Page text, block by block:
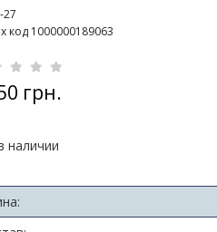
27
код 1000000189063
грн.
наличии